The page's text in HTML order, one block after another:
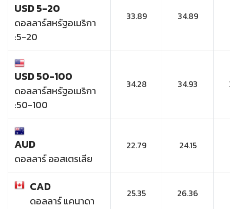
USD 5-20
ดอลลาร์สหรัฐอเมริกา
:5-20
33.89 34.89
USD 50-100
ดอลลาร์สหรัฐอเมริกา
:50-100
34.28 34.93
AUD
ดอลลาร์ ออสเตรเลีย
22.79 24.15
CAD
ดอลลาร์ แคนาดา
25.35 26.36